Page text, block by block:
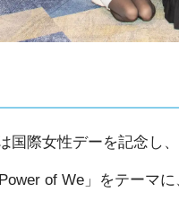
国際女性デーを記念し
Power of We」をテーマ